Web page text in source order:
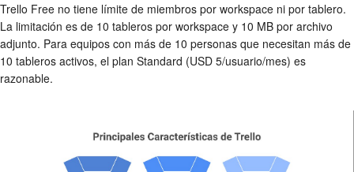
Trello Free no tiene límite de miembros por workspace ni por tablero.
La limitación es de 10 tableros por workspace y 10 MB por archivo
adjunto. Para equipos con más de 10 personas que necesitan más de
10 tableros activos, el plan Standard (USD 5/usuario/mes) es
razonable.